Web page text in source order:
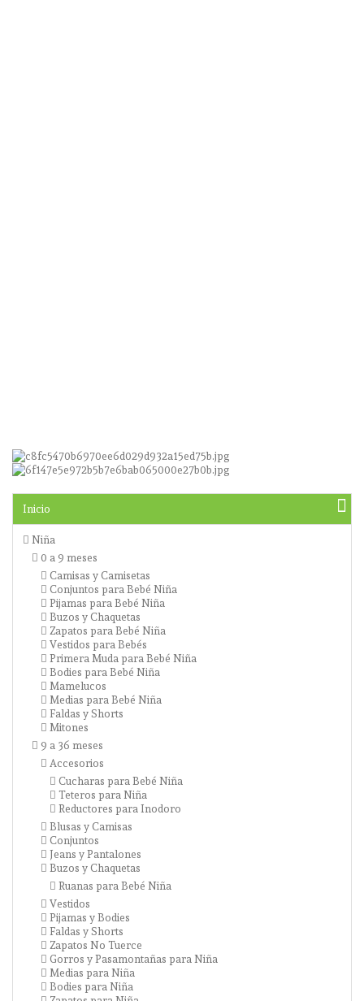
Inicio
Niña
0 a 9 meses
Camisas y Camisetas
Conjuntos para Bebé Niña
Pijamas para Bebé Niña
Buzos y Chaquetas
Zapatos para Bebé Niña
Vestidos para Bebés
Primera Muda para Bebé Niña
Bodies para Bebé Niña
Mamelucos
Medias para Bebé Niña
Faldas y Shorts
Mitones
9 a 36 meses
Accesorios
Cucharas para Bebé Niña
Teteros para Niña
Reductores para Inodoro
Blusas y Camisas
Conjuntos
Jeans y Pantalones
Buzos y Chaquetas
Ruanas para Bebé Niña
Vestidos
Pijamas y Bodies
Faldas y Shorts
Zapatos No Tuerce
Gorros y Pasamontañas para Niña
Medias para Niña
Bodies para Niña